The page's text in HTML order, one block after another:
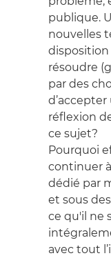
publique.
nouvelles
résoudre
par des
d’accepter
réflexion
ce sujet?
Pourquoi
continuer
dédié par
et sous
ce qu'il ne
avec tout